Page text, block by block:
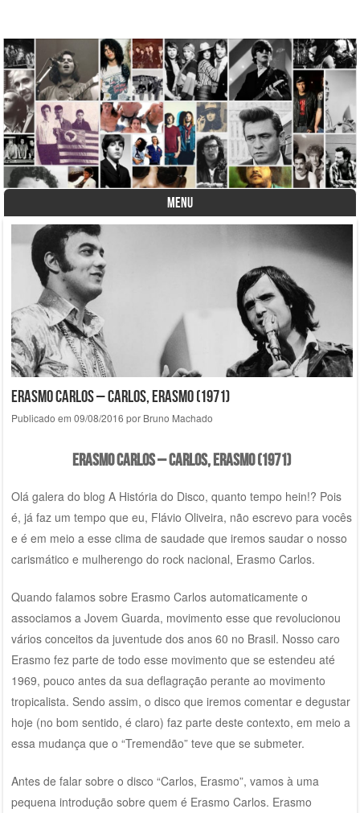
A História do Disco
MENU
Skip to content
Erasmo Carlos – Carlos, Erasmo (1971)
Publicado em 09/08/2016 por Bruno Machado
Erasmo Carlos – Carlos, Erasmo (1971)
Olá galera do blog A História do Disco, quanto tempo hein!? Pois
é, já faz um tempo que eu, Flávio Oliveira, não escrevo para vocês
e é em meio a esse clima de saudade que iremos saudar o nosso
carismático e mulherengo do rock nacional, Erasmo Carlos.
Quando falamos sobre Erasmo Carlos automaticamente o
associamos a Jovem Guarda, movimento esse que revolucionou
vários conceitos da juventude dos anos 60 no Brasil. Nosso caro
Erasmo fez parte de todo esse movimento que se estendeu até
1969, pouco antes da sua deflagração perante ao movimento
tropicalista. Sendo assim, o disco que iremos comentar e degustar
hoje (no bom sentido, é claro) faz parte deste contexto, em meio a
essa mudança que o “Tremendão” teve que se submeter.
Antes de falar sobre o disco “Carlos, Erasmo”, vamos à uma
pequena introdução sobre quem é Erasmo Carlos. Erasmo